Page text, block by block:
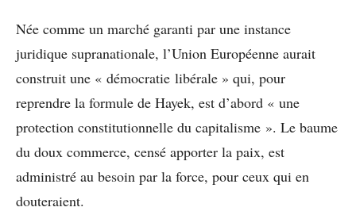
Née comme un marché garanti par une instance
juridique supranationale, l’Union Européenne aurait
construit une « démocratie libérale » qui, pour
reprendre la formule de Hayek, est d’abord « une
protection constitutionnelle du capitalisme ». Le baume
du doux commerce, censé apporter la paix, est
administré au besoin par la force, pour ceux qui en
douteraient.